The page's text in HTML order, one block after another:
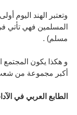
وتعتبر الهند اليوم
مسلم) .
و هكذا يكون المجتمع
أكبر مجموعة من
الطابع العربي في